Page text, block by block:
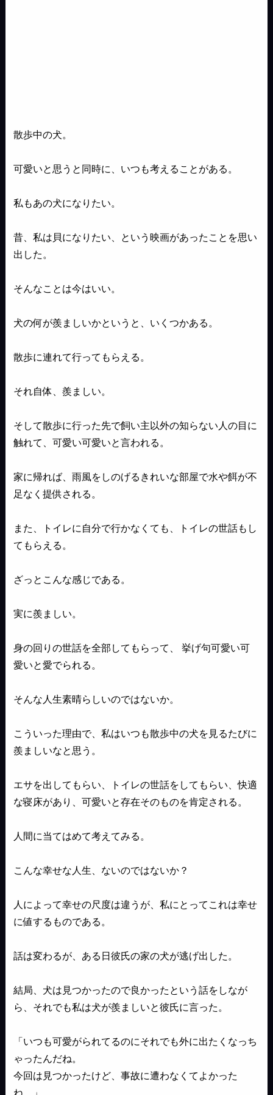
散歩中の犬。
可愛いと思うと同時に、いつも考えることがある。
私もあの犬になりたい。
昔、私は貝になりたい、という映画があったことを思い
出した。
そんなことは今はいい。
犬の何が羨ましいかというと、いくつかある。
散歩に連れて行ってもらえる。
それ自体、羨ましい。
そして散歩に行った先で飼い主以外の知らない人の目に
触れて、可愛い可愛いと言われる。
家に帰れば、雨風をしのげるきれいな部屋で水や餌が不
足なく提供される。
また、トイレに自分で行かなくても、トイレの世話もし
てもらえる。
ざっとこんな感じである。
実に羨ましい。
身の回りの世話を全部してもらって、 挙げ句可愛い可
愛いと愛でられる。
そんな人生素晴らしいのではないか。
こういった理由で、私はいつも散歩中の犬を見るたびに
羨ましいなと思う。
エサを出してもらい、トイレの世話をしてもらい、快適
な寝床があり、可愛いと存在そのものを肯定される。
人間に当てはめて考えてみる。
こんな幸せな人生、ないのではないか？
人によって幸せの尺度は違うが、私にとってこれは幸せ
に値するものである。
話は変わるが、ある日彼氏の家の犬が逃げ出した。
結局、犬は見つかったので良かったという話をしなが
ら、それでも私は犬が羨ましいと彼氏に言った。
「いつも可愛がられてるのにそれでも外に出たくなっち
ゃったんだね。
今回は見つかったけど、事故に遭わなくてよかった